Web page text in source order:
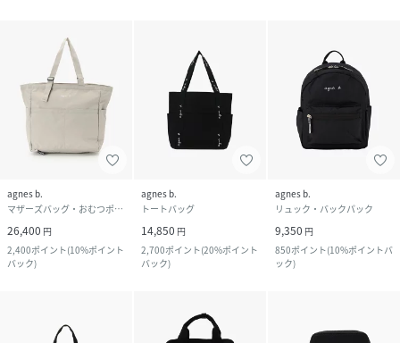
agnes b.
マザーズバッグ・おむつポーチ
26,400 円
2,400ポイント(10%ポイント
バック)
agnes b.
トートバッグ
14,850 円
2,700ポイント(20%ポイント
バック)
agnes b.
リュック・バックパック
9,350 円
850ポイント(10%ポイントバ
ック)